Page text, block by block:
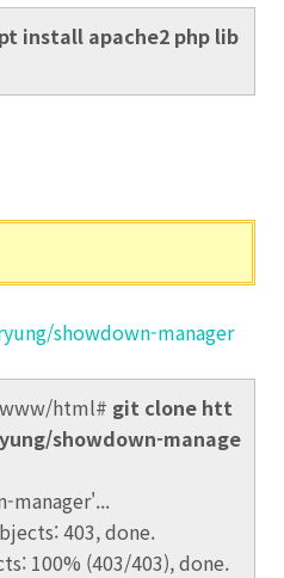
install apache2 php lib
showdown-manager
html# git clone htt
showdown-manage
manager'...
403, done.
100% (403/403), done.